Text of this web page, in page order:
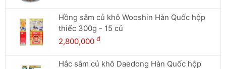
Hồng sâm củ khô Wooshin Hàn Quốc hộp
thiếc 300g - 15 củ
2,800,000 đ
Hắc sâm củ khô Daedong Hàn Quốc hộp